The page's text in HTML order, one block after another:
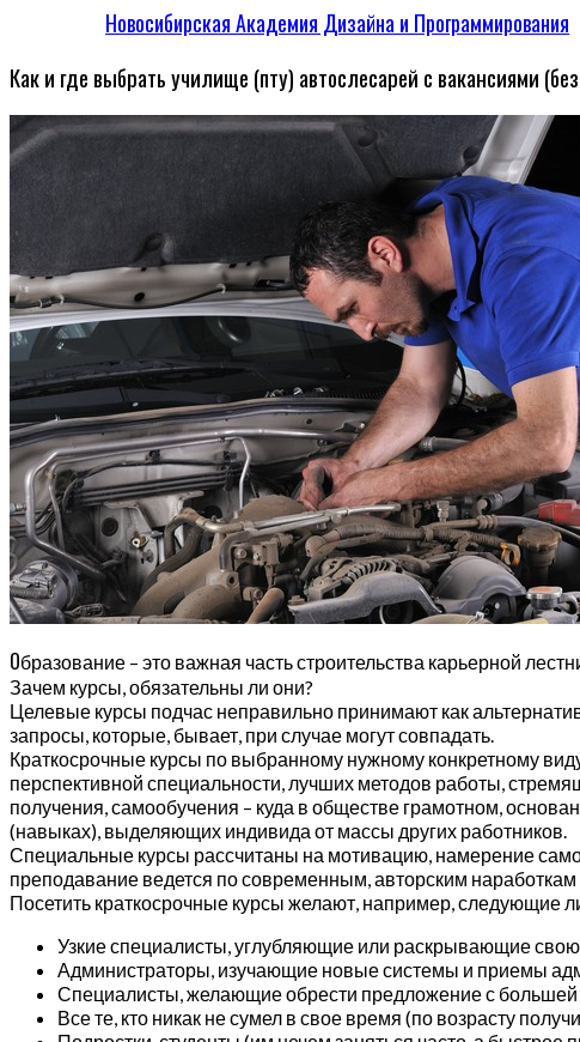
Новосибирская Академия Дизайна и Программирования
Как и где выбрать училище (пту) автослесарей с вакансиями
Образование – это важная часть строительства карьерной
Зачем курсы, обязательны ли они?
Целевые курсы подчас неправильно принимают как
запросы, которые, бывает, при случае могут совпадать.
Краткосрочные курсы по выбранному нужному конкретному
перспективной специальности, лучших методов работы,
получения, самообучения – куда в обществе грамотном,
(навыках), выделяющих индивида от массы других работников.
Специальные курсы рассчитаны на мотивацию, намерение
преподавание ведется по современным, авторским
Посетить краткосрочные курсы желают, например, следующие
Узкие специалисты, углубляющие или раскрывающие
Администраторы, изучающие новые системы и приемы
Специалисты, желающие обрести предложение с
Все те, кто никак не сумел в свое время (по возрасту